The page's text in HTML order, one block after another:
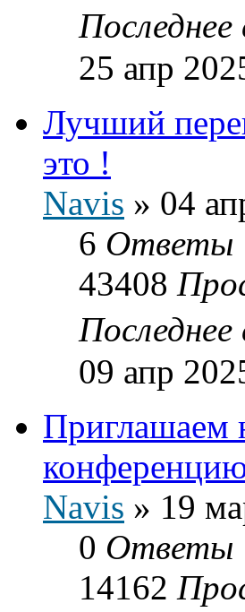
25 апр
Лучший
это !
Navis » 04
6 Ответы
43408
09 апр
Приглашаем
Navis » 19
0 Ответы
14162